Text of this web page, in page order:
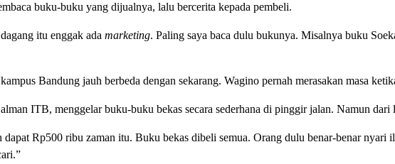
buku-buku yang dijualnya, lalu bercerita kepada pembeli.
itu enggak ada marketing. Paling saya baca dulu bukunya. Misalnya buku
Bandung jauh berbeda dengan sekarang. Wagino pernah merasakan masa
ITB, menggelar buku-buku bekas secara sederhana di pinggir jalan. Namun dari
Rp500 ribu zaman itu. Buku bekas dibeli semua. Orang dulu benar-benar